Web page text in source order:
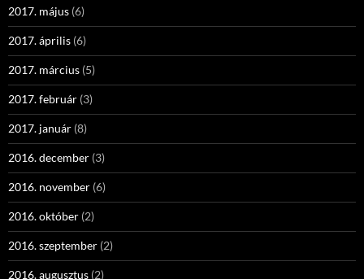
2017. május (6)
2017. április (6)
2017. március (5)
2017. február (3)
2017. január (8)
2016. december (3)
2016. november (6)
2016. október (2)
2016. szeptember (2)
2016. augusztus (2)